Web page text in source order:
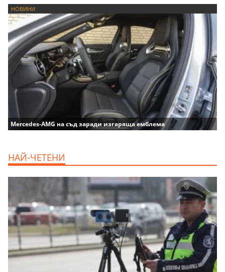
НОВИНИ
Mercedes-AMG на съд заради изгаряща емблема
НАЙ-ЧЕТЕНИ